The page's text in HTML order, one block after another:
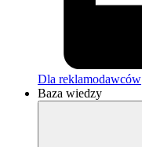
Dla reklamodawców
Baza wiedzy